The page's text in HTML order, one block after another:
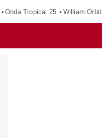
Onda Tropical 25 William Orbit